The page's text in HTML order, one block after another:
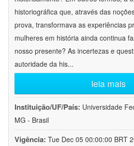
historiográfica que, através das
prova, transformava as experiências
mulheres em história ainda continua
nosso presente? As incertezas e
autoridade da his...
leia mais
Instituição/UF/País: Universidade
MG - Brasil
Vigência: Tue Dec 05 00:00:00 BRT